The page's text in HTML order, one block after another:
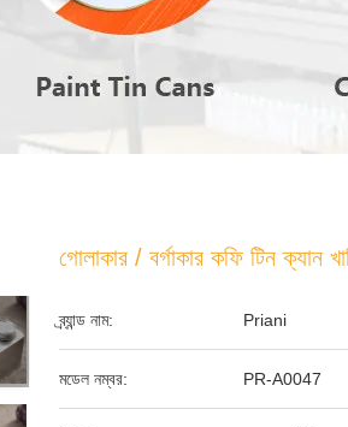
গোলাকার / বর্গাকার কফি টিন ক্যান
ব্র্যান্ড নাম: Priani
মডেল নম্বর: PR-A0047